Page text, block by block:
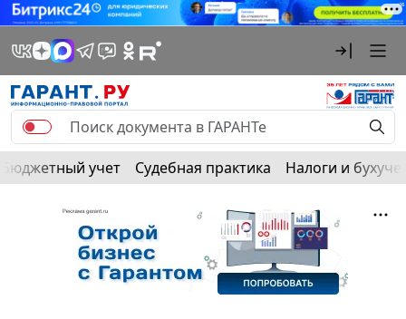
Бюджетный учет Судебная практика Налоги и